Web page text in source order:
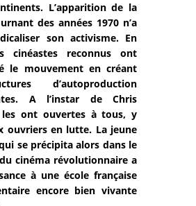
L’apparition de la
des années 1970 n’a
son activisme. En
cinéastes reconnus ont
le mouvement en créant
d’autoproduction
A l’instar de Chris
ont ouvertes à tous, y
ouvriers en lutte. La jeune
se précipita alors dans le
cinéma révolutionnaire a
à une école française
encore bien vivante